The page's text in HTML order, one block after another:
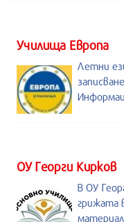
Училища Европа
Летни
ОУ Георги Кирков
В ОУ
грижата